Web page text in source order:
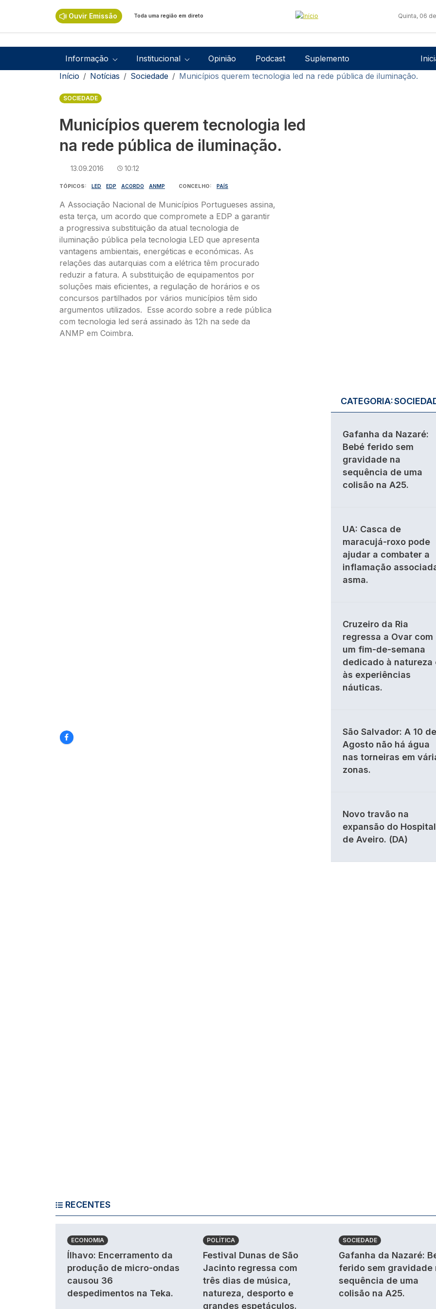
Ouvir Emissão Toda uma região em direto Quinta, 06
Navegação principal
Informação Institucional Opinião Podcast Suplemento
Navegação estrutural
Início Notícias Sociedade Municípios querem tecnologia led na rede pública de iluminação.
SOCIEDADE
Municípios querem tecnologia led
na rede pública de iluminação.
13.09.2016 10:12
TÓPICOS LED EDP ACORDO ANMP CONCELHO PAÍS
A Associação Nacional de Municípios Portugueses assina,
esta terça, um acordo que compromete a EDP a garantir
a progressiva substituição da atual tecnologia de
iluminação pública pela tecnologia LED que apresenta
vantagens ambientais, energéticas e económicas. As
relações das autarquias com a elétrica têm procurado
reduzir a fatura. A substituição de equipamentos por
soluções mais eficientes, a regulação de horários e os
concursos partilhados por vários municípios têm sido
argumentos utilizados. Esse acordo sobre a rede pública
com tecnologia led será assinado às 12h na sede da
ANMP em Coimbra.
CATEGORIA:
Gafanha da Nazaré:
Bebé ferido sem
gravidade na
sequência de uma
colisão na A25.
UA: Casca de
maracujá-roxo pode
ajudar a combater a
inflamação
asma.
Cruzeiro da Ria
regressa a Ovar com
um fim-de-semana
dedicado à natureza
às experiências
náuticas.
São Salvador: A 10 de
Agosto não há água
nas torneiras em
zonas.
Novo travão na
expansão do Hospital
de Aveiro. (DA)
RECENTES
ECONOMIA
Ílhavo: Encerramento da
produção de micro-ondas
causou 36
despedimentos na Teka.
POLÍTICA
Festival Dunas de São
Jacinto regressa com
três dias de música,
natureza, desporto e
grandes espetáculos.
SOCIEDADE
Gafanha da Nazaré:
ferido sem gravidade
sequência de uma
colisão na A25.